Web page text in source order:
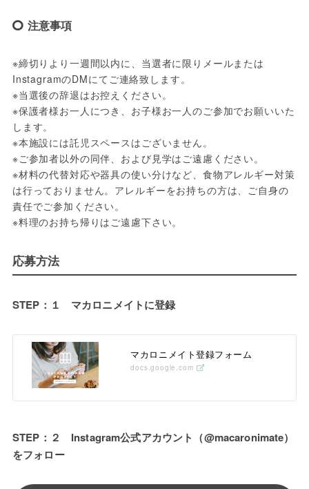
注意事項
※締切りより一週間以内に、当選者に限りメールまたは
InstagramのDMにてご連絡致します。
※当選後の辞退はお控えください。
※保護者様お一人につき、お子様お一人のご参加でお願いいた
します。
※本施設には託児スペースはございません。
※ご参加者以外の同伴、および見学はご遠慮ください。
※材料の代替対応や器具の使い分けなど、食物アレルギー対策
は行っておりません。アレルギーをお持ちの方は、ご自身の
責任でご参加ください。
※料理のお持ち帰りはご遠慮下さい。
応募方法
STEP：１ マカロニメイトに登録
マカロニメイト登録フォーム
docs.google.com
STEP：２ Instagram公式アカウント（@macaronimate）
をフォロー